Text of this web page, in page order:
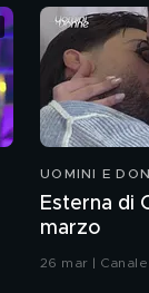
UOMINI E
Esterna di
marzo
26 mar | Canale